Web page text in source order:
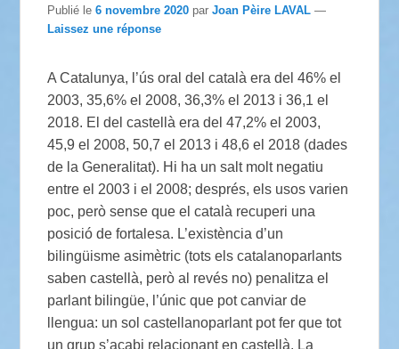
Publié le6 novembre 2020 parJoan Pèire LAVAL —
Laissez une réponse
A Catalunya, l’ús oral del català era del 46% el
2003, 35,6% el 2008, 36,3% el 2013 i 36,1 el
2018. El del castellà era del 47,2% el 2003,
45,9 el 2008, 50,7 el 2013 i 48,6 el 2018 (dades
de la Generalitat). Hi ha un salt molt negatiu
entre el 2003 i el 2008; després, els usos varien
poc, però sense que el català recuperi una
posició de fortalesa. L’existència d’un
bilingüisme asimètric (tots els catalanoparlants
saben castellà, però al revés no) penalitza el
parlant bilingüe, l’únic que pot canviar de
llengua: un sol castellanoparlant pot fer que tot
un grup s’acabi relacionant en castellà. La